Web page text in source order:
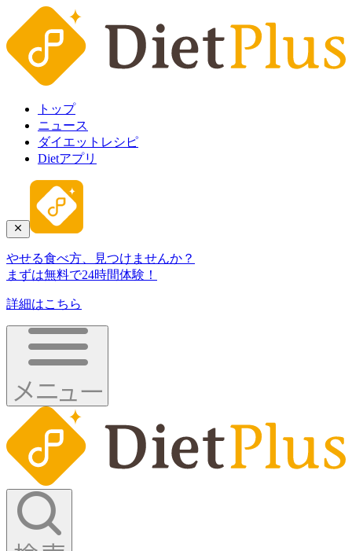
トップ
ニュース
ダイエットレシピ
Dietアプリ
やせる食べ方、見つけませんか？
まずは無料で24時間体験！
詳細はこちら